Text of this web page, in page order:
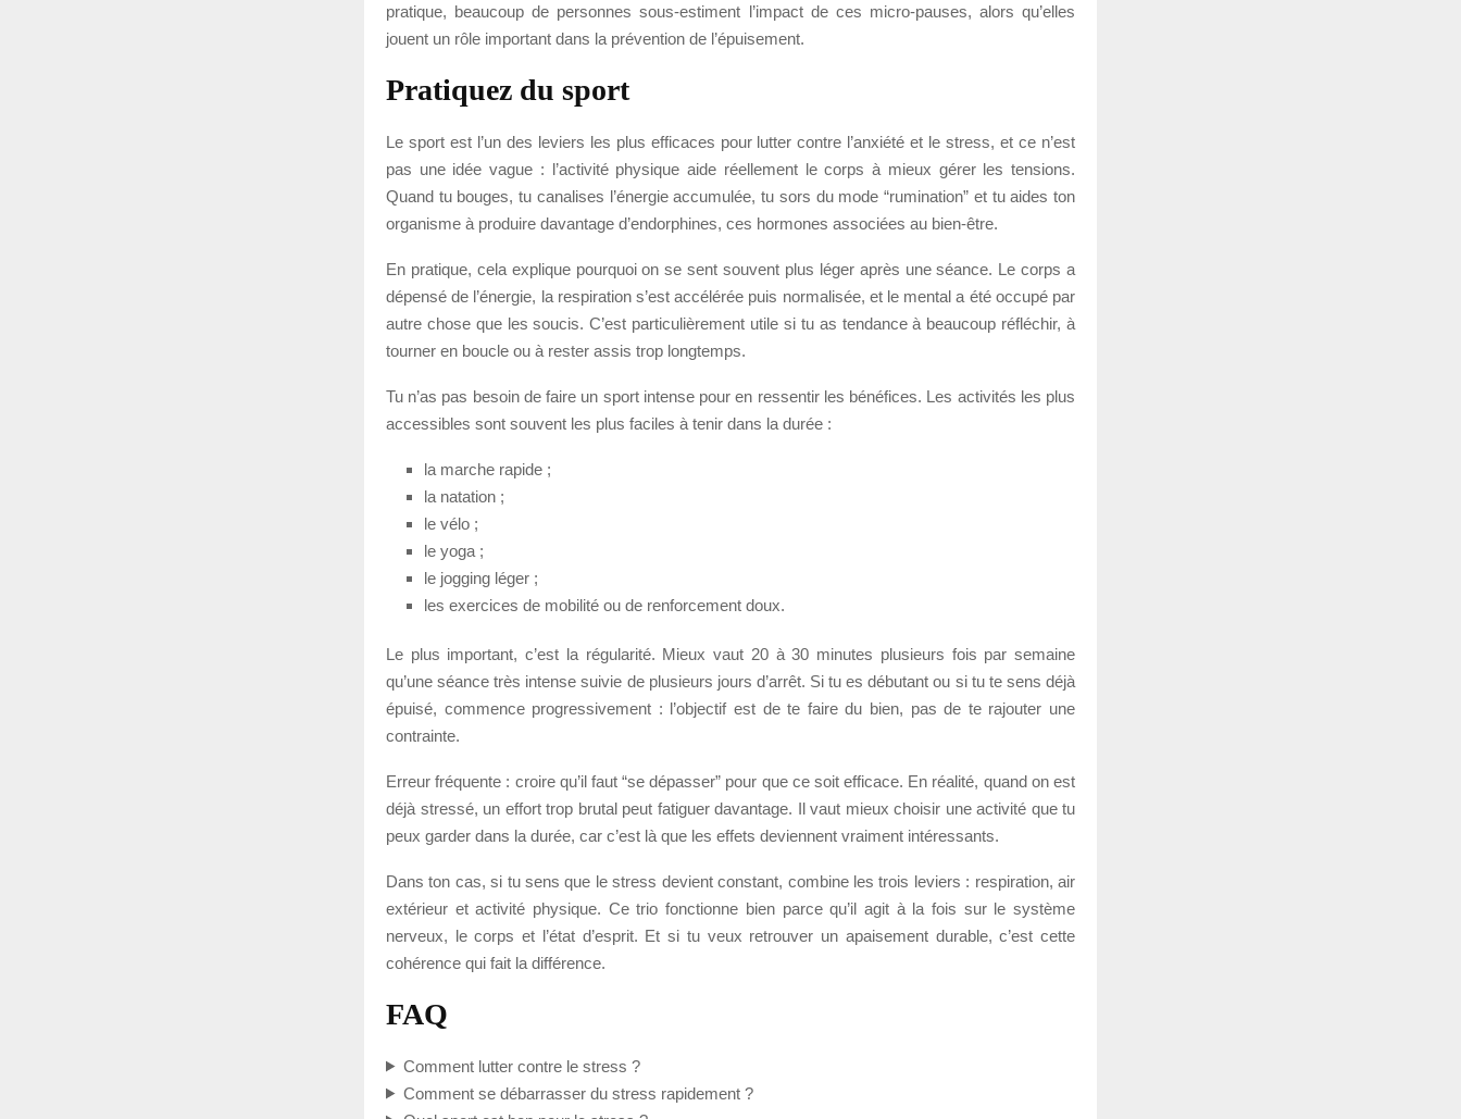
pratique, beaucoup de personnes sous-estiment l’impact de ces micro-pauses, alors qu’elles
jouent un rôle important dans la prévention de l’épuisement.
Pratiquez du sport
Le sport est l’un des leviers les plus efficaces pour lutter contre l’anxiété et le stress, et ce n’est
pas une idée vague : l’activité physique aide réellement le corps à mieux gérer les tensions.
Quand tu bouges, tu canalises l’énergie accumulée, tu sors du mode “rumination” et tu aides ton
organisme à produire davantage d’endorphines, ces hormones associées au bien-être.
En pratique, cela explique pourquoi on se sent souvent plus léger après une séance. Le corps a
dépensé de l’énergie, la respiration s’est accélérée puis normalisée, et le mental a été occupé par
autre chose que les soucis. C’est particulièrement utile si tu as tendance à beaucoup réfléchir, à
tourner en boucle ou à rester assis trop longtemps.
Tu n’as pas besoin de faire un sport intense pour en ressentir les bénéfices. Les activités les plus
accessibles sont souvent les plus faciles à tenir dans la durée :
la marche rapide ;
la natation ;
le vélo ;
le yoga ;
le jogging léger ;
les exercices de mobilité ou de renforcement doux.
Le plus important, c’est la régularité. Mieux vaut 20 à 30 minutes plusieurs fois par semaine
qu’une séance très intense suivie de plusieurs jours d’arrêt. Si tu es débutant ou si tu te sens déjà
épuisé, commence progressivement : l’objectif est de te faire du bien, pas de te rajouter une
contrainte.
Erreur fréquente : croire qu’il faut “se dépasser” pour que ce soit efficace. En réalité, quand on est
déjà stressé, un effort trop brutal peut fatiguer davantage. Il vaut mieux choisir une activité que tu
peux garder dans la durée, car c’est là que les effets deviennent vraiment intéressants.
Dans ton cas, si tu sens que le stress devient constant, combine les trois leviers : respiration, air
extérieur et activité physique. Ce trio fonctionne bien parce qu’il agit à la fois sur le système
nerveux, le corps et l’état d’esprit. Et si tu veux retrouver un apaisement durable, c’est cette
cohérence qui fait la différence.
FAQ
Comment lutter contre le stress ?
Comment se débarrasser du stress rapidement ?